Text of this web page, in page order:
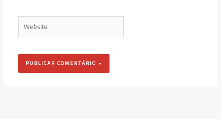
Website